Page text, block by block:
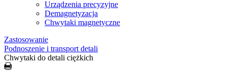
Urządzenia precyzyjne
Demagnetyzacja
Chwytaki magnetyczne
Zastosowanie
Podnoszenie i transport detali
Chwytaki do detali ciężkich